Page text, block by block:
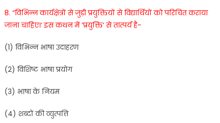
8. “विभिन्नकार्यक्षेत्रोंसेजुड़ीप्रयुक्तियोंसेविद्यार्थियोंकोपरिचितकराया
जानाचाहिए।‘इसकथनमें‘प्रयुक्ति‘सेतात्पर्यहै-
(1) विभिन्न भाषाउदाहरण
(2) विशिष्ट भाषाप्रयोग
(3) भाषाकेनियम
(4) शब्दोंकीव्युत्पत्ति